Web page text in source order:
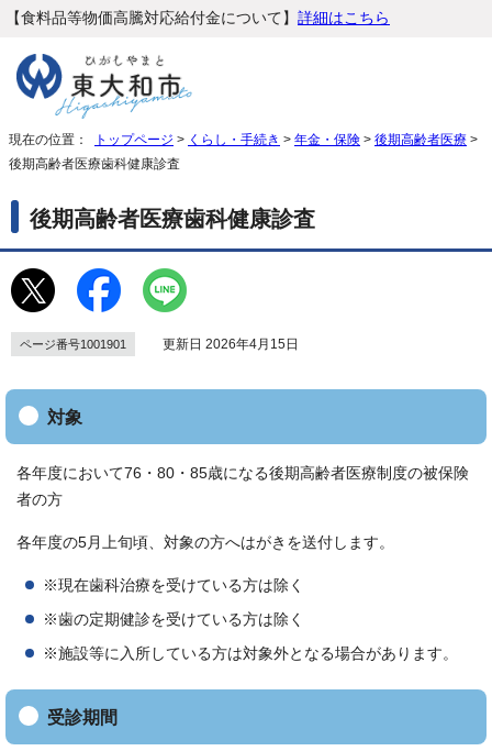
【食料品等物価高騰対応給付金について】 詳細はこちら
現在の位置： トップページ > くらし・手続き > 年金・保険 > 後期高齢者医療 >
後期高齢者医療歯科健康診査
後期高齢者医療歯科健康診査
ページ番号1001901 更新日 2026年4月15日
対象
各年度において76・80・85歳になる後期高齢者医療制度の被保険
者の方
各年度の5月上旬頃、対象の方へはがきを送付します。
※現在歯科治療を受けている方は除く
※歯の定期健診を受けている方は除く
※施設等に入所している方は対象外となる場合があります。
受診期間